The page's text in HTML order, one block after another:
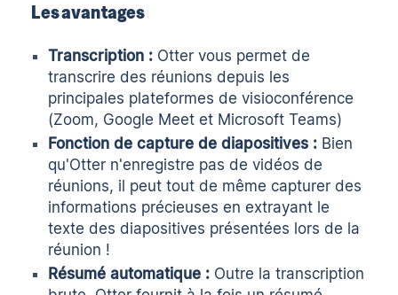
Les avantages
Transcription : Otter vous permet de
transcrire des réunions depuis les
principales plateformes de visioconférence
(Zoom, Google Meet et Microsoft Teams)
Fonction de capture de diapositives : Bien
qu'Otter n'enregistre pas de vidéos de
réunions, il peut tout de même capturer des
informations précieuses en extrayant le
texte des diapositives présentées lors de la
réunion !
Résumé automatique : Outre la transcription